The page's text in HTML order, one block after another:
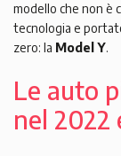
modello che non è
tecnologia e
zero: la Model Y.
Le auto
nel 2022